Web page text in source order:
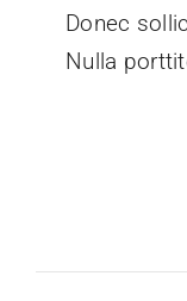
Donec
Nulla